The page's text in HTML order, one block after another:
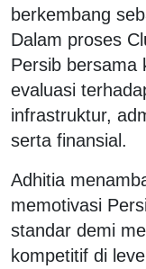
berkembang
Dalam proses
Persib bersama
evaluasi
infrastruktur,
serta finansial.
Adhitia
memotivasi
standar demi
kompetitif di